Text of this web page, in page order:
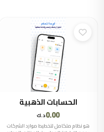
الحسابات الذهبية
0.00د.ك
هو نظام متكامل لتخطيط موارد الشركات